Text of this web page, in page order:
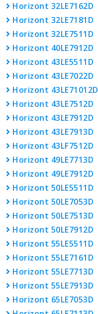
Horizont 32LE7162D
Horizont 32LE7181D
Horizont 32LE7511D
Horizont 40LE7912D
Horizont 43LE5511D
Horizont 43LE7022D
Horizont 43LE71012D
Horizont 43LE7512D
Horizont 43LE7912D
Horizont 43LE7913D
Horizont 43LF7512D
Horizont 49LE7713D
Horizont 49LE7912D
Horizont 50LE5511D
Horizont 50LE7053D
Horizont 50LE7513D
Horizont 50LE7912D
Horizont 55LE5511D
Horizont 55LE7161D
Horizont 55LE7713D
Horizont 55LE7913D
Horizont 65LE7053D